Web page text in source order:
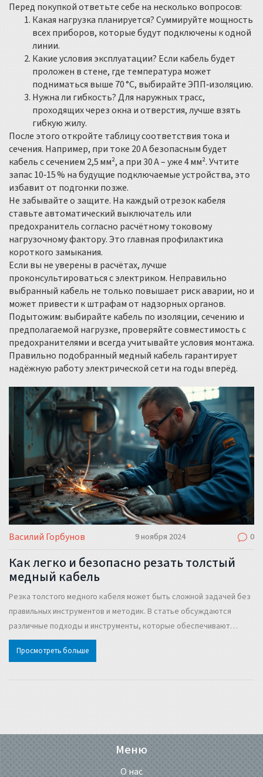
Перед покупкой ответьте себе на несколько вопросов:
Какая нагрузка планируется? Суммируйте мощность
всех приборов, которые будут подключены к одной
линии.
Какие условия эксплуатации? Если кабель будет
проложен в стене, где температура может
подниматься выше 70 °C, выбирайте ЭПП‑изоляцию.
Нужна ли гибкость? Для наружных трасс,
проходящих через окна и отверстия, лучше взять
гибкую жилу.
После этого откройте таблицу соответствия тока и
сечения. Например, при токе 20 A безопасным будет
кабель с сечением 2,5 мм², а при 30 A – уже 4 мм². Учтите
запас 10‑15 % на будущие подключаемые устройства, это
избавит от подгонки позже.
Не забывайте о защите. На каждый отрезок кабеля
ставьте автоматический выключатель или
предохранитель согласно расчётному токовому
нагрузочному фактору. Это главная профилактика
короткого замыкания.
Если вы не уверены в расчётах, лучше
проконсультироваться с электриком. Неправильно
выбранный кабель не только повышает риск аварии, но и
может привести к штрафам от надзорных органов.
Подытожим: выбирайте кабель по изоляции, сечению и
предполагаемой нагрузке, проверяйте совместимость с
предохранителями и всегда учитывайте условия монтажа.
Правильно подобранный медный кабель гарантирует
надёжную работу электрической сети на годы вперёд.
Василий Горбунов 9 ноября 2024 0
Как легко и безопасно резать толстый
медный кабель
Резка толстого медного кабеля может быть сложной задачей без
правильных инструментов и методик. В статье обсуждаются
различные подходы и инструменты, которые обеспечивают
эффективность и безопасность процесса. Рекомендуем
обратить внимание на выбор инструментов, их настройку, а также
Просмотреть больше
Меню
О нас